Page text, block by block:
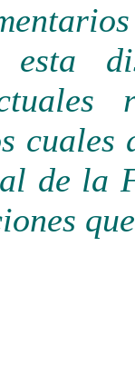
esta
cuales
de la